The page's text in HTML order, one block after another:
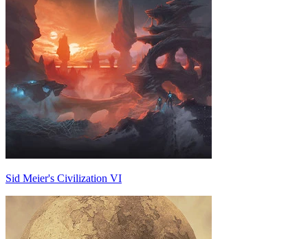
Sid Meier's Civilization VI